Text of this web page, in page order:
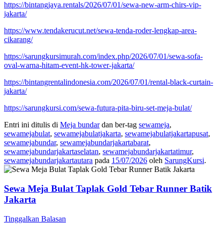
https://bintangjaya.rentals/2026/07/01/sewa-new-arm-chirs-vip-
jakarta/
https://www.tendakerucut.net/sewa-tenda-roder-lengkap-area-
cikarang/
https://sarungkursimurah.com/index.php/2026/07/01/sewa-sofa-
oval-warna-hitam-event-hk-tower-jakarta/
https://bintangrentalindonesia.com/2026/07/01/rental-black-curtain-
jakarta/
https://sarungkursi.com/sewa-futura-pita-biru-set-meja-bulat/
Entri ini ditulis di Meja bundardan ber-tag sewameja,
sewamejabulat, sewamejabulatjakarta, sewamejabulatjakartapusat,
sewamejabundar, sewamejabundarjakartabarat,
sewamejabundarjakartaselatan, sewamejabundarjakartatimur,
sewamejabundarjakartautara pada 15/07/2026 oleh SarungKursi.
Sewa Meja Bulat Taplak Gold Tebar Runner Batik
Jakarta
Tinggalkan Balasan